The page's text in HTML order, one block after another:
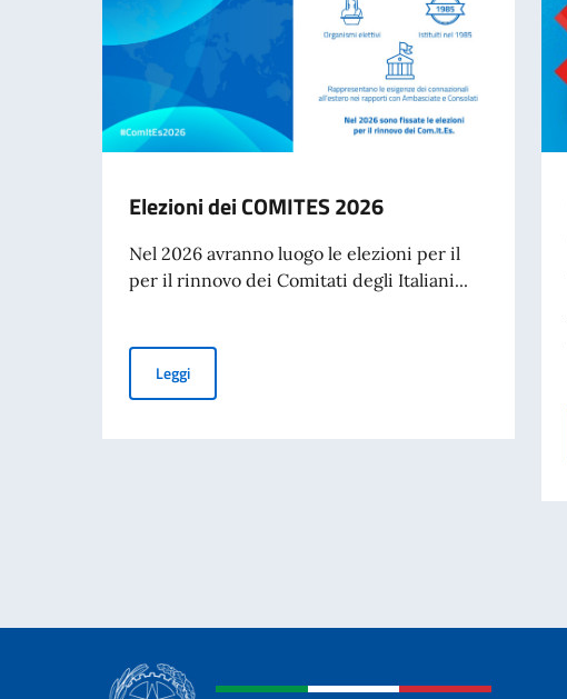
Elezioni dei COMITES 2026
Nel 2026 avranno luogo le elezioni per il
per il rinnovo dei Comitati degli Italiani...
LeggiElezioni dei COMITES 2026